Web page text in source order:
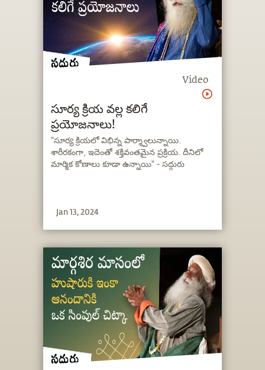
Video
సూర్య క్రియ వల్ల కలిగే
ప్రయోజనాలు!
"సూర్య క్రియలో విభిన్న పార్శ్వాలున్నాయి.
శారీరకంగా, ఇదెంతో శక్తివంతమైన ప్రక్రియ. దీనిలో
మార్మిక కోణాలు కూడా ఉన్నాయి" - సద్గురు
Jan 13, 2024